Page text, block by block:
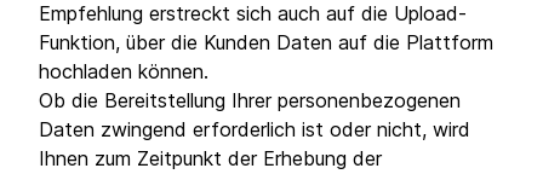
Empfehlung erstreckt sich auch auf die Upload-
Funktion, über die Kunden Daten auf die Plattform
hochladen können.
Ob die Bereitstellung Ihrer personenbezogenen
Daten zwingend erforderlich ist oder nicht, wird
Ihnen zum Zeitpunkt der Erhebung der